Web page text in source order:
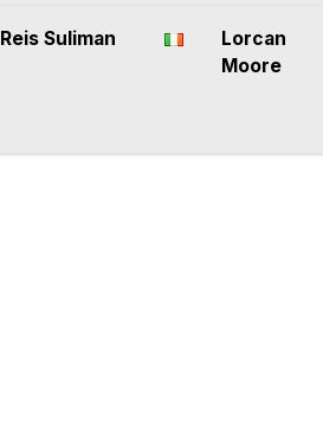
Reis Suliman
Lorcan
Moore